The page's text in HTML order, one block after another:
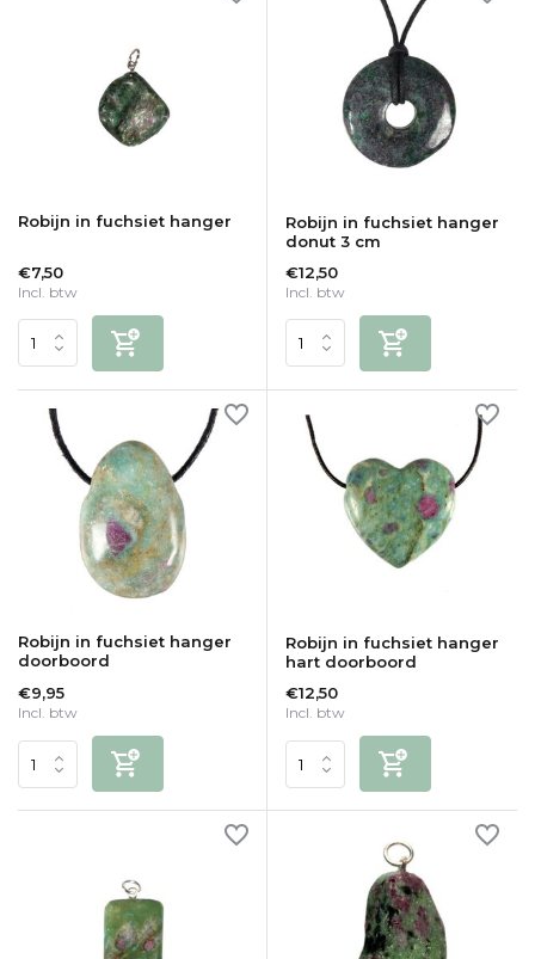
Robijn in fuchsiet hanger
€7,50
Incl. btw
Robijn in fuchsiet hanger
donut 3 cm
€12,50
Incl. btw
Robijn in fuchsiet hanger
doorboord
€9,95
Incl. btw
Robijn in fuchsiet hanger
hart doorboord
€12,50
Incl. btw